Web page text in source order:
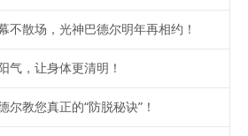
不散场，光神巴德尔明年再相约！
气，让身体更清明！
教您真正的“防脱秘诀”！